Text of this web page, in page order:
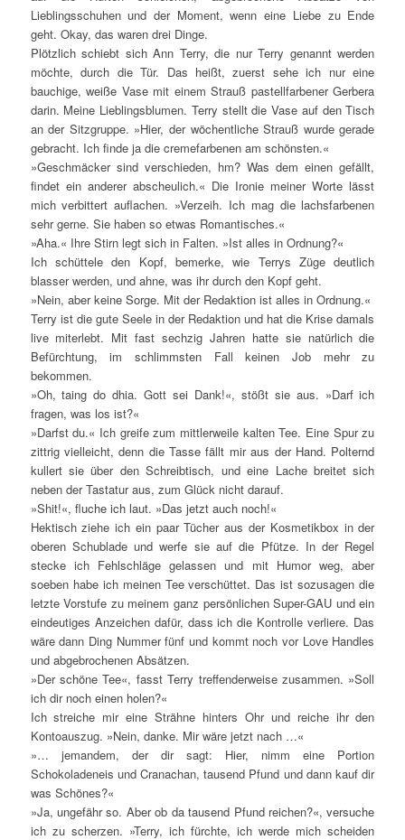
Lieblingsschuhen und der Moment, wenn eine Liebe zu Ende
geht. Okay, das waren drei Dinge.
Plötzlich schiebt sich Ann Terry, die nur Terry genannt werden
möchte, durch die Tür. Das heißt, zuerst sehe ich nur eine
bauchige, weiße Vase mit einem Strauß pastellfarbener Gerbera
darin. Meine Lieblingsblumen. Terry stellt die Vase auf den Tisch
an der Sitzgruppe. »Hier, der wöchentliche Strauß wurde gerade
gebracht. Ich finde ja die cremefarbenen am schönsten.«
»Geschmäcker sind verschieden, hm? Was dem einen gefällt,
findet ein anderer abscheulich.« Die Ironie meiner Worte lässt
mich verbittert auflachen. »Verzeih. Ich mag die lachsfarbenen
sehr gerne. Sie haben so etwas Romantisches.«
»Aha.« Ihre Stirn legt sich in Falten. »Ist alles in Ordnung?«
Ich schüttele den Kopf, bemerke, wie Terrys Züge deutlich
blasser werden, und ahne, was ihr durch den Kopf geht.
»Nein, aber keine Sorge. Mit der Redaktion ist alles in Ordnung.«
Terry ist die gute Seele in der Redaktion und hat die Krise damals
live miterlebt. Mit fast sechzig Jahren hatte sie natürlich die
Befürchtung, im schlimmsten Fall keinen Job mehr zu
bekommen.
»Oh, taing do dhia. Gott sei Dank!«, stößt sie aus. »Darf ich
fragen, was los ist?«
»Darfst du.« Ich greife zum mittlerweile kalten Tee. Eine Spur zu
zittrig vielleicht, denn die Tasse fällt mir aus der Hand. Polternd
kullert sie über den Schreibtisch, und eine Lache breitet sich
neben der Tastatur aus, zum Glück nicht darauf.
»Shit!«, fluche ich laut. »Das jetzt auch noch!«
Hektisch ziehe ich ein paar Tücher aus der Kosmetikbox in der
oberen Schublade und werfe sie auf die Pfütze. In der Regel
stecke ich Fehlschläge gelassen und mit Humor weg, aber
soeben habe ich meinen Tee verschüttet. Das ist sozusagen die
letzte Vorstufe zu meinem ganz persönlichen Super-GAU und ein
eindeutiges Anzeichen dafür, dass ich die Kontrolle verliere. Das
wäre dann Ding Nummer fünf und kommt noch vor Love Handles
und abgebrochenen Absätzen.
»Der schöne Tee«, fasst Terry treffenderweise zusammen. »Soll
ich dir noch einen holen?«
Ich streiche mir eine Strähne hinters Ohr und reiche ihr den
Kontoauszug. »Nein, danke. Mir wäre jetzt nach …«
»… jemandem, der dir sagt: Hier, nimm eine Portion
Schokoladeneis und Cranachan, tausend Pfund und dann kauf dir
was Schönes?«
»Ja, ungefähr so. Aber ob da tausend Pfund reichen?«, versuche
ich zu scherzen. »Terry, ich fürchte, ich werde mich scheiden